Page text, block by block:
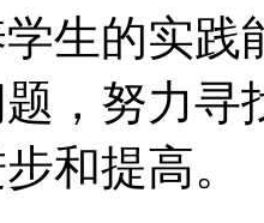
生的实
，努力寻
和提高。